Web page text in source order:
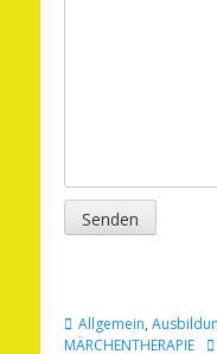
Senden
Kategorien
Allgemein,
MÄRCHENTHERAPIE